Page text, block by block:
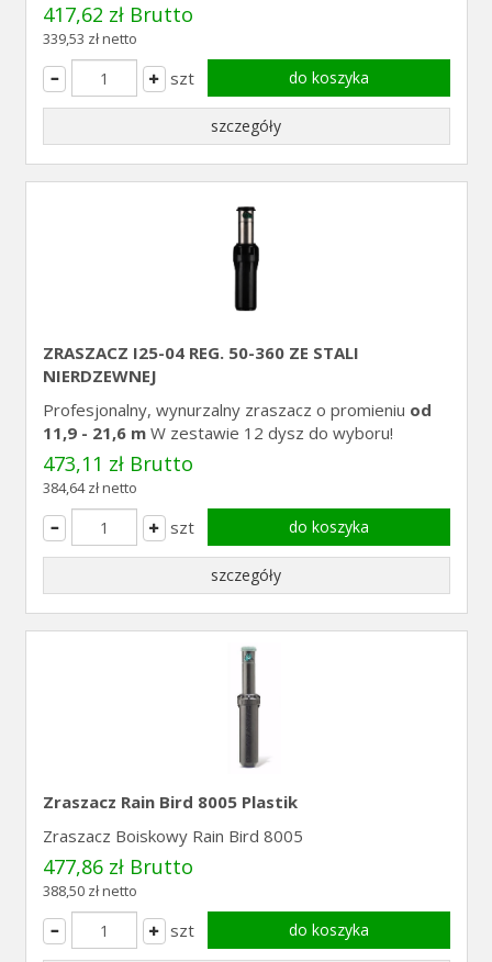
417,62 zł Brutto
339,53 zł netto
szt do koszyka
szczegóły
ZRASZACZ I25-04 REG. 50-360 ZE STALI
NIERDZEWNEJ
Profesjonalny, wynurzalny zraszacz o promieniu od
11,9 - 21,6 mW zestawie 12 dysz do wyboru!
473,11 zł Brutto
384,64 zł netto
szt do koszyka
szczegóły
Zraszacz Rain Bird 8005 Plastik
Zraszacz Boiskowy Rain Bird 8005
477,86 zł Brutto
388,50 zł netto
szt do koszyka